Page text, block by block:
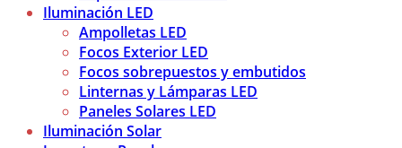
Iluminación LED
Ampolletas LED
Focos Exterior LED
Focos sobrepuestos y embutidos
Linternas y Lámparas LED
Paneles Solares LED
Iluminación Solar